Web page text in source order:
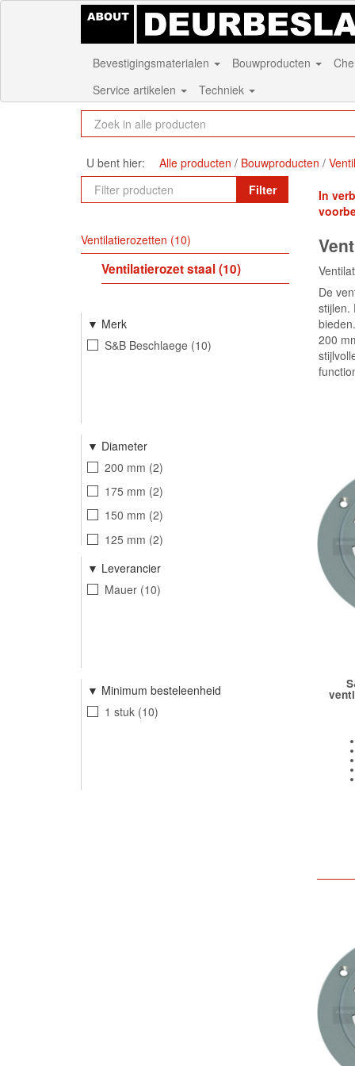
Bevestigingsmaterialen Bouwproducten
Service artikelen
Techniek
U bent hier: Alle producten Bouwproducten
Filter
Ventilatierozetten 10
Ventilatierozet staal 10
Merk
S&B Beschlaege 10
Diameter
200 mm 2
175 mm 2
150 mm 2
125 mm 2
100 mm 2
Leverancier
Mauer 10
Minimum besteleenheid
1 stuk 10
In
De
stijlen.
200